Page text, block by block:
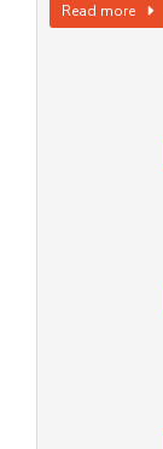
Read more